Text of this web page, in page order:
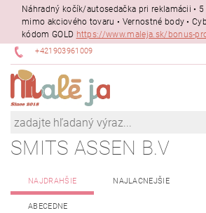
Náhradný kočík/autosedačka pri reklamácii •
mimo akciového tovaru • Vernostné body •
kódom GOLD https://www.maleja.sk/bonus-
+421903961009
SMITS ASSEN B.V
NAJDRAHŠIE NAJLACNEJŠIE
ABECEDNE